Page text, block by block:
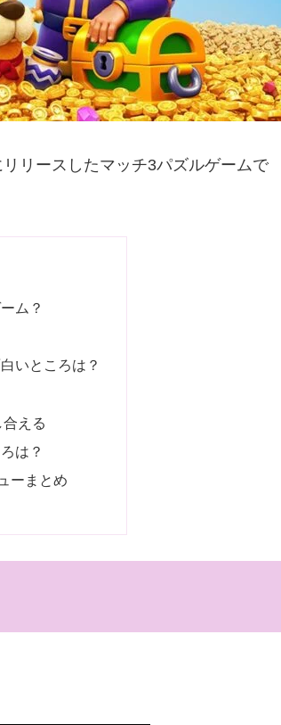
リースしたマッチ3パズルゲームで
ム？
いところは？
える
は？
ーまとめ